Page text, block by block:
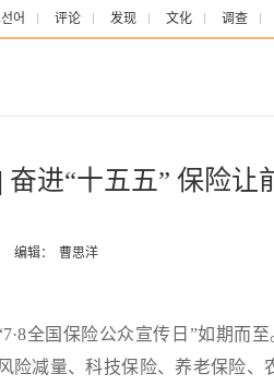
어 评论 发现 文化 调查
奋进“十五五” 保险让
编辑： 曹思洋
全国保险公众宣传日”如期而
险减量、科技保险、养老保险